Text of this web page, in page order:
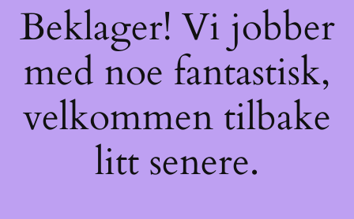
Beklager! Vi jobber
med noe fantastisk,
velkommen tilbake
litt senere.